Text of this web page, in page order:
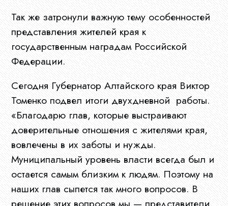
О
нас
Ограны
МСУ
Документы
Новости
Так же затронули важную тему особенностей
представления жителей края к
государственным наградам Российской
Федерации.
Сегодня Губернатор Алтайского края Виктор
Томенко подвел итоги двухдневной работы.
«Благодарю глав, которые выстраивают
доверительные отношения с жителями края,
вовлечены в их заботы и нужды.
Муниципальный уровень власти всегда был и
остается самым близким к людям. Поэтому на
наших глав сыпется так много вопросов. В